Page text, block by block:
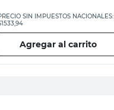
SIN IMPUESTOS NACIONALES:
Agregar al carrito